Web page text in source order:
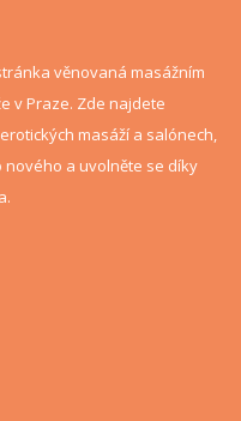
věnovaná masážním
v Praze. Zde najdete
masáží a salónech,
nového a uvolněte se díky